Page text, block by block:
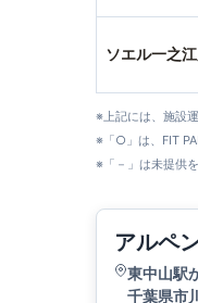
ソエル一之
※上記には、施設
※「○」は、FIT
※「－」は未提供
アルペ
東中山駅
千葉県市